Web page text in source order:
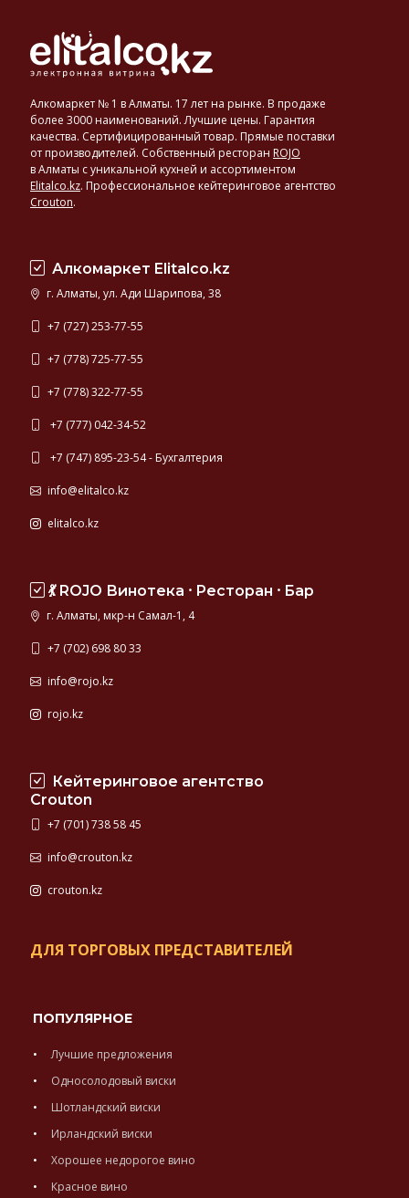
Алкомаркет № 1 в Алматы. 17 лет на рынке. В продаже
более 3000 наименований. Лучшие цены. Гарантия
качества. Сертифицированный товар. Прямые поставки
от производителей. Собственный ресторан ROJO
в Алматы с уникальной кухней и ассортиментом
Elitalco.kz. Профессиональное кейтеринговое агентство
Crouton.
Алкомаркет Elitalco.kz
г. Алматы, ул. Ади Шарипова, 38
+7 (727) 253-77-55
+7 (778) 725-77-55
+7 (778) 322-77-55
+7 (777) 042-34-52
+7 (747) 895-23-54 - Бухгалтерия
info@elitalco.kz
elitalco.kz
💃 ROJO Винотека ⸱ Ресторан ⸱ Бар
г. Алматы, мкр-н Самал-1, 4
+7 (702) 698 80 33
info@rojo.kz
rojo.kz
Кейтеринговое агентство
Crouton
+7 (701) 738 58 45
info@crouton.kz
crouton.kz
ДЛЯ ТОРГОВЫХ ПРЕДСТАВИТЕЛЕЙ
ПОПУЛЯРНОЕ
Лучшие предложения
Односолодовый виски
Шотландский виски
Ирландский виски
Хорошее недорогое вино
Красное вино